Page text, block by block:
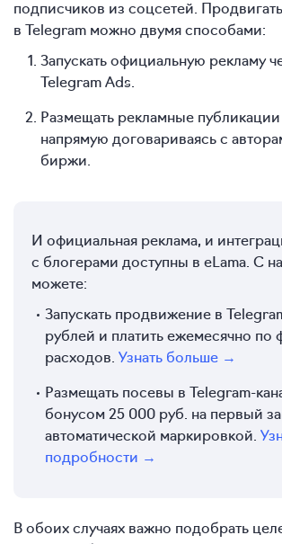
подписчиков из соцсетей.
в Telegram можно двумя способами:
Запускать официальную рекламу
Telegram Ads.
Размещать рекламные публикации
напрямую договариваясь с
биржи.
И официальная реклама, и
с блогерами доступны в eLama. С
можете:
Запускать продвижение в
рублей и платить ежемесячно по
расходов. Узнать больше →
Размещать посевы в Telegram-
бонусом 25 000 руб. на первый
автоматической маркировкой.
подробности →
В обоих случаях важно подобрать